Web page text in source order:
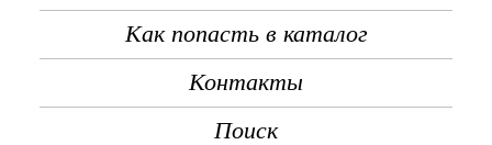
Как попасть в каталог
Контакты
Поиск